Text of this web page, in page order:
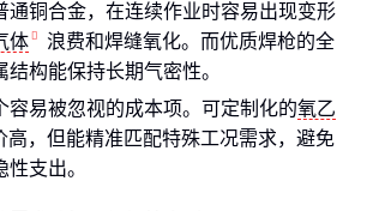
通铜合金，在连续作业时容易出现变形
体
浪费和焊缝氧化。而优质焊枪的全
构能保持长期气密性。
容易被忽视的成本项。可定制化的氧乙
高，但能精准匹配特殊工况需求，避免
支出。